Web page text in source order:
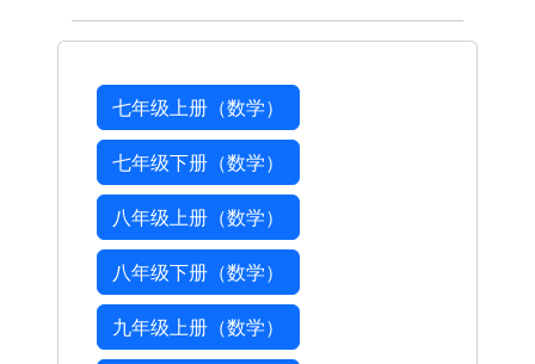
七年级上册（数学）
七年级下册（数学）
八年级上册（数学）
八年级下册（数学）
九年级上册（数学）